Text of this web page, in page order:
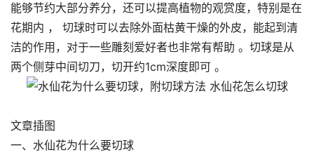
能够节约大部分养分，还可以提高植物的观赏度，特别是在
花期内 ， 切球时可以去除外面枯黄干燥的外皮，能起到清
洁的作用，对于一些雕刻爱好者也非常有帮助 。切球是从
两个侧芽中间切刀，切开约1cm深度即可 。
文章插图
一、水仙花为什么要切球